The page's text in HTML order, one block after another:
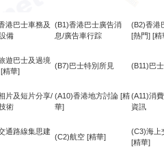
港巴士車務及
備
(B1)香港巴士廣告消
息/廣告車行踪
(B2)香港
[熱門] [精
遊巴士及過境
[精華]
(B7)巴士特別所見 (B11)巴
片及短片分享/
術
(A10)香港地方討論 [精
華]
(A11)消
資訊
通路線集思建
(C2)航空 [精華]
(C3)海上
[精華]